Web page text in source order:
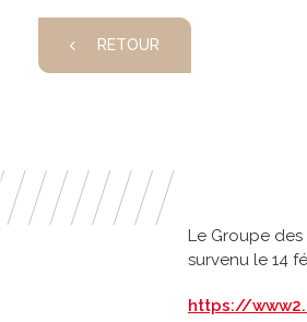
RETOUR
Le Groupe
survenu le 14
https://